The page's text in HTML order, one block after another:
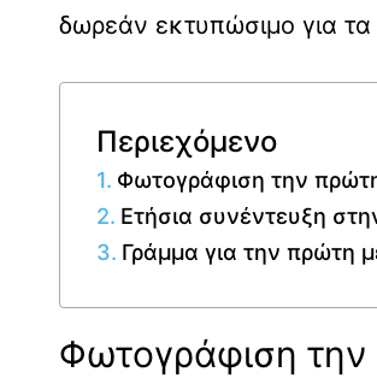
δωρεάν εκτυπώσιμο για τα
Περιεχόμενο
Φωτογράφιση την
Ετήσια συνέντευξη
Γράμμα για την πρώτη
Φωτογράφιση την